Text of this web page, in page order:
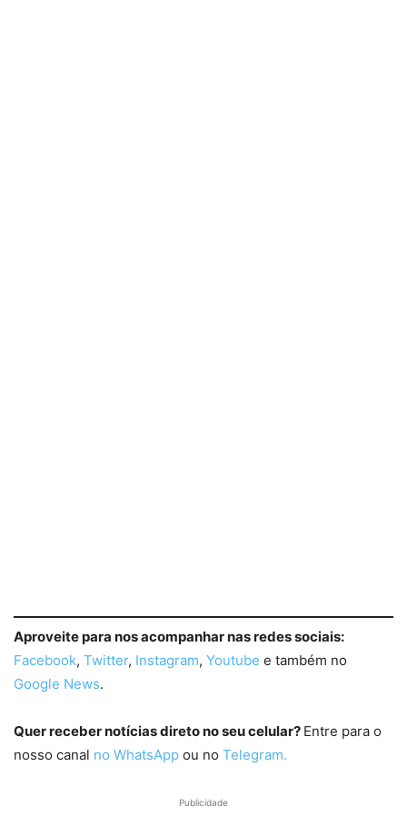
Aproveite para nos acompanhar nas redes sociais:
Facebook, Twitter, Instagram, Youtube e também no
Google News.
Quer receber notícias direto no seu celular? Entre para o
nosso canal no WhatsApp ou no Telegram.
Publicidade